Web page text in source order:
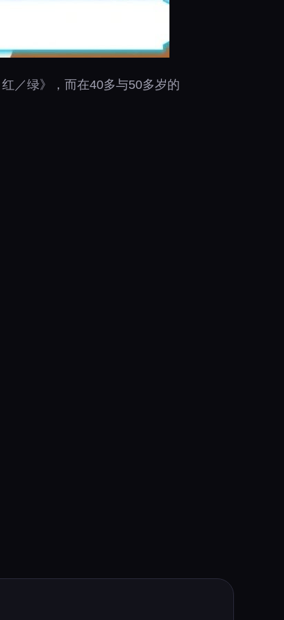
／绿》，而在40多与50多岁的